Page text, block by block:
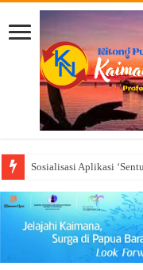
Sosialisasi Aplikasi